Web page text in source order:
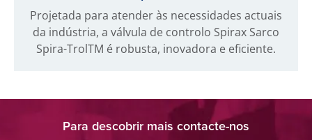
Projetada para atender às necessidades actuais
da indústria, a válvula de controlo Spirax Sarco
Spira-TrolTM é robusta, inovadora e eficiente.
Para descobrir mais contacte-nos